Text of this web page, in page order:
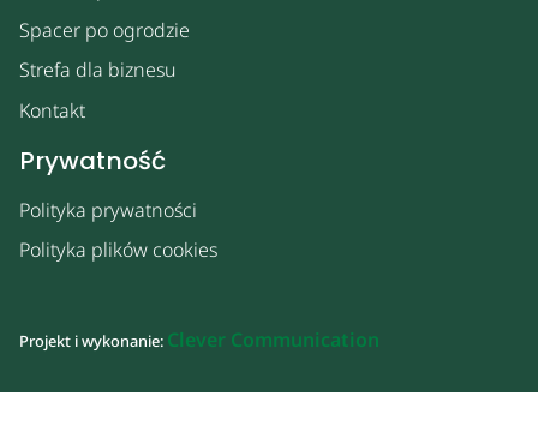
Spacer po ogrodzie
Strefa dla biznesu
Kontakt
Prywatność
Polityka prywatności
Polityka plików cookies
Projekt i wykonanie: Clever Communication